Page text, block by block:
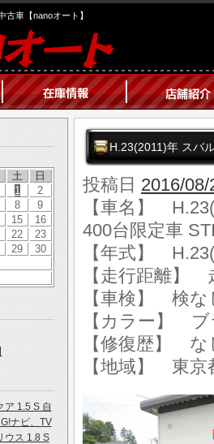
車【nanoオート】
土 日
1
2
8
9
15
16
22
23
29
30
ア 1.5 S 自
ナビ、TV
ウス 1.8 S
H.23(2011)年 スバ
投稿日 2016/08/
【車名】
400台限定車
【年式】
【走行距離】
【車検】 検な
【カラー】
【修復歴】 な
【地域】 東京